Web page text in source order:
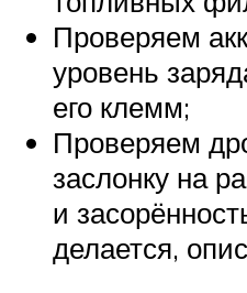
Проверяем
уровень
его клемм;
Проверяем
заслонку на
и
делается,